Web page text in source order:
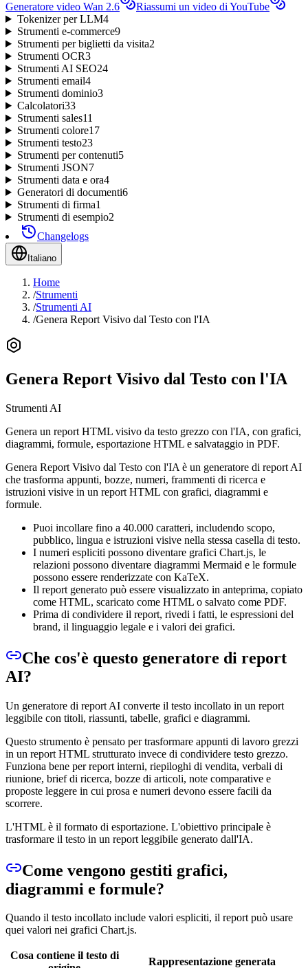
Generatore video Wan 2.6
Riassumi un video di YouTube
Tokenizer per LLM4
Strumenti e-commerce9
Strumenti per biglietti da visita2
Strumenti OCR3
Strumenti AI SEO24
Strumenti email4
Strumenti dominio3
Calcolatori33
Strumenti sales11
Strumenti colore17
Strumenti testo23
Strumenti per contenuti5
Strumenti JSON7
Strumenti data e ora4
Generatori di documenti6
Strumenti di firma1
Strumenti di esempio2
Changelogs
Italiano
Home
/Strumenti
/Strumenti AI
/Genera Report Visivo dal Testo con l'IA
Genera Report Visivo dal Testo con l'IA
Strumenti AI
Genera un report HTML visivo da testo grezzo con l'IA, con grafici,
diagrammi, formule, esportazione HTML e salvataggio in PDF.
Genera Report Visivo dal Testo con l'IA è un generatore di report AI
che trasforma appunti, bozze, numeri, frammenti di ricerca e
istruzioni visive in un report HTML con grafici, diagrammi e
formule.
Puoi incollare fino a 40.000 caratteri, includendo scopo,
pubblico, lingua e istruzioni visive nella stessa casella di testo.
I numeri espliciti possono diventare grafici Chart.js, le
relazioni possono diventare diagrammi Mermaid e le formule
possono essere renderizzate con KaTeX.
Il report generato può essere visualizzato in anteprima, copiato
come HTML, scaricato come HTML o salvato come PDF.
Prima di condividere il report, rivedi i fatti, le espressioni del
brand, il linguaggio legale e i valori dei grafici.
Che cos'è questo generatore di report
AI?
Un generatore di report AI converte il testo incollato in un report
leggibile con titoli, riassunti, tabelle, grafici e diagrammi.
Questo strumento è pensato per trasformare appunti di lavoro grezzi
in un report HTML strutturato invece di condividere testo grezzo.
Funziona bene per report interni, riepiloghi di vendita, verbali di
riunione, brief di ricerca, bozze di articoli, note comparative e
proposte leggere in cui prosa e numeri devono essere facili da
scorrere.
L'HTML è il formato di esportazione. L'obiettivo principale è
trasformare il testo in un report leggibile generato dall'IA.
Come vengono gestiti grafici,
diagrammi e formule?
Quando il testo incollato include valori espliciti, il report può usare
quei valori nei grafici Chart.js.
Cosa contiene il testo di
Rappresentazione generata